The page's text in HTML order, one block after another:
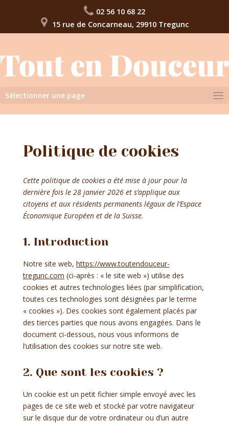
02 56 10 68 22
15 rue de Concarneau, 29910 Tregunc
Sélectionner une page
Politique de cookies
Cette politique de cookies a été mise à jour pour la
dernière fois le 28 janvier 2026 et s’applique aux
citoyens et aux résidents permanents légaux de l’Espace
Économique Européen et de la Suisse.
1. Introduction
Notre site web, https://www.toutendouceur-
tregunc.com (ci-après : « le site web ») utilise des
cookies et autres technologies liées (par simplification,
toutes ces technologies sont désignées par le terme
« cookies »). Des cookies sont également placés par
des tierces parties que nous avons engagées. Dans le
document ci-dessous, nous vous informons de
l’utilisation des cookies sur notre site web.
2. Que sont les cookies ?
Un cookie est un petit fichier simple envoyé avec les
pages de ce site web et stocké par votre navigateur
sur le disque dur de votre ordinateur ou d’un autre